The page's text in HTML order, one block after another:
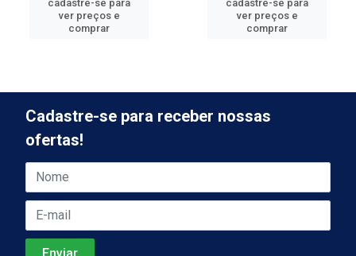
cadastre-se para
ver preços e
comprar
cadastre-se para
ver preços e
comprar
Cadastre-se para receber nossas
ofertas!